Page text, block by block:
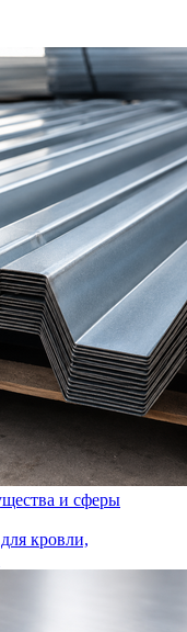
и сферы
кровли,